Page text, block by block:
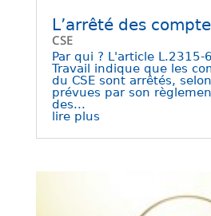
L’arrêté des
CSE
Par qui ? L'article L.2315-
Travail indique que les
du CSE sont arrêtés,
prévues par son
des...
lire plus